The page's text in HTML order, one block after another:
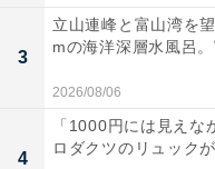
3
立山連峰と富山湾を
mの海洋深層水風呂
2026/08/06
4
「1000円には見え
ロダクツのリュック